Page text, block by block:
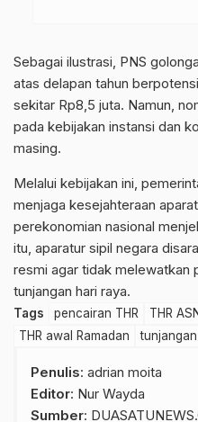
Sebagai ilustrasi, PNS
atas delapan tahun
sekitar Rp8,5 juta. Namun,
pada kebijakan instansi dan
masing.
Melalui kebijakan ini,
menjaga kesejahteraan
perekonomian nasional
itu, aparatur sipil negara
resmi agar tidak melewatkan
tunjangan hari raya.
Tags pencairan THR THR
THR awal Ramadan
Penulis: adrian moita
Editor: Nur Wayda
Sumber: